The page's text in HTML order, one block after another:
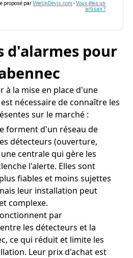
proposé parViteUnDevis.com -Vous êtes un
artisan ?
d'alarmes pour
à la mise en place d'une
nécessaire de connaître les
sur le marché :
forment d'un réseau de
détecteurs (ouverture,
centrale qui gère les
l'alerte. Elles sont
fiables et moins sujettes
leur installation peut
complexe.
par
les détecteurs et la
ce qui réduit et limite les
Leur prix d'achat est